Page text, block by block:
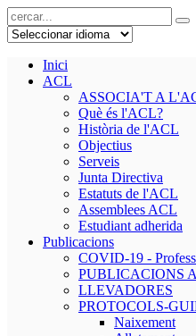
Inici
ACL
ASSOCIA'T A
Què és l'ACL?
Història de l'ACL
Objectius
Serveis
Junta Directiva
Estatuts de l'ACL
Assemblees ACL
Estudiant adherida
Publicacions
COVID-19 -
PUBLICACIONS
LLEVADORES
PROTOCOLS-
Naixement